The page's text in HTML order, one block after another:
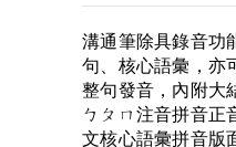
溝通筆除具錄音功
句、核心語彙，亦
整句發音，內附大
ㄅㄆㄇ注音拼音正
文核心語彙拼音版